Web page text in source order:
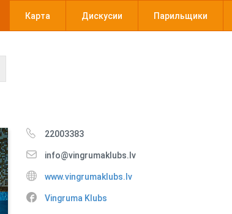
Карта Дискусии Парильщики
22003383
info@vingrumaklubs.lv
www.vingrumaklubs.lv
Vingruma Klubs